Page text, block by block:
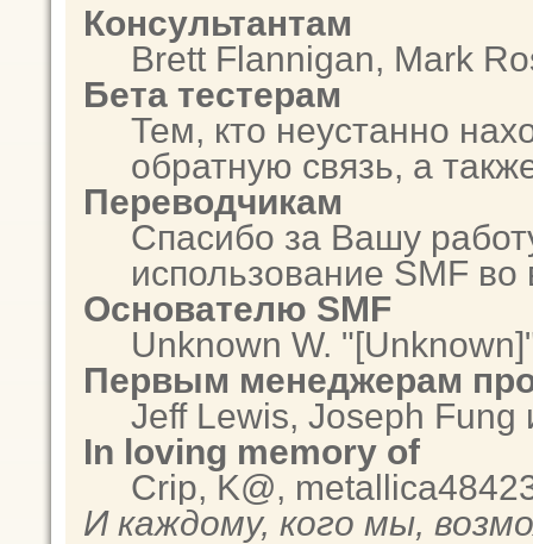
Консультантам
Brett Flannigan, Mark
Бета тестерам
Тем, кто неустанно
обратную связь, а
Переводчикам
Спасибо за Вашу
использование SMF
Основателю SMF
Unknown W.
Первым менеджерам
Jeff Lewis, Joseph Fung
In loving memory of
Crip, K@,
И каждому, кого мы,